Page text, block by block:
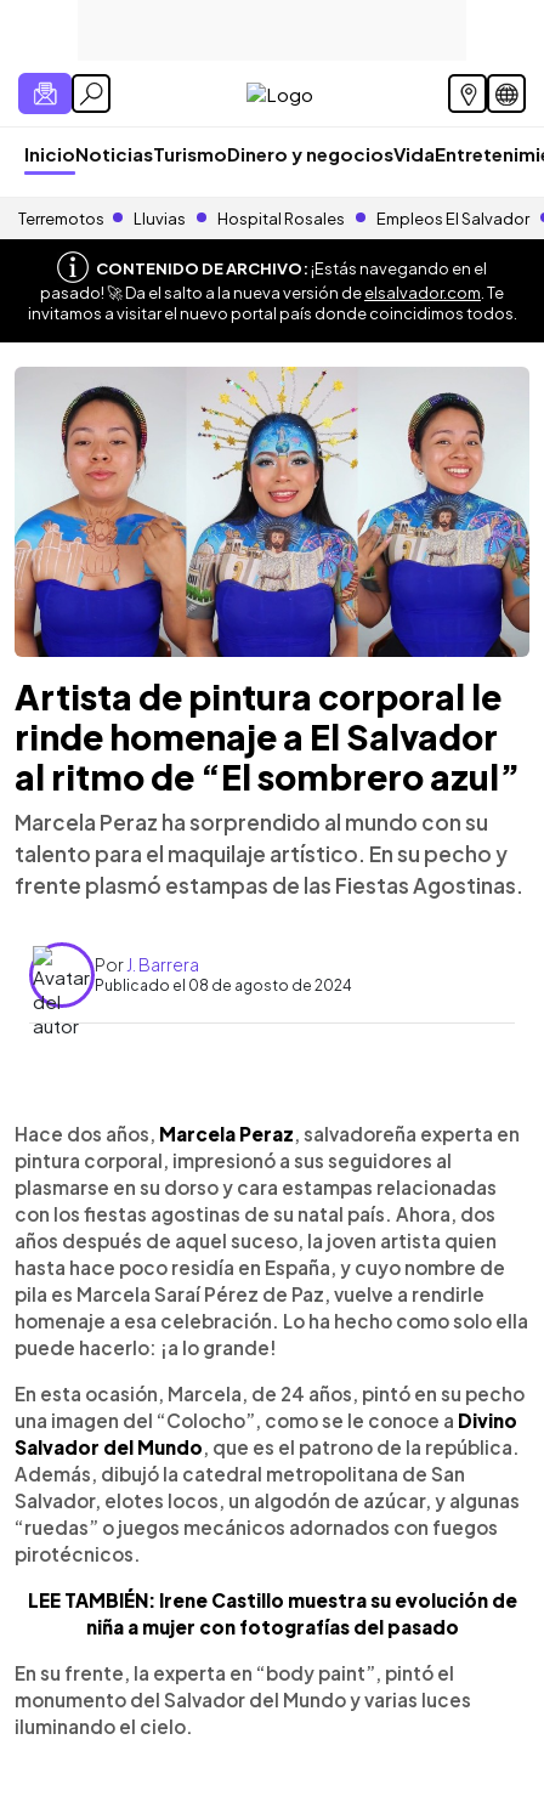
InicioNoticiasTurismoDinero y negociosVida
Terremotos Lluvias Hospital Rosales Empleos El Salvador
CONTENIDO DE ARCHIVO:¡Estás navegando en el
pasado! 🚀 Da el salto a la nueva versión deelsalvador.com . Te
invitamos a visitar el nuevo portal país donde coincidimos todos.
Artista de pintura corporal le
rinde homenaje a El Salvador
al ritmo de “El sombrero azul”
Marcela Peraz ha sorprendido al mundo con su
talento para el maquilaje artístico. En su pecho y
frente plasmó estampas de las Fiestas Agostinas.
Por J. Barrera
Publicado el 08 de agosto de 2024
► Escuchar artículo
Hace dos años, Marcela Peraz , salvadoreña experta en
pintura corporal, impresionó a sus seguidores al
plasmarse en su dorso y cara estampas relacionadas
con los fiestas agostinas de su natal país. Ahora, dos
años después de aquel suceso, la joven artista quien
hasta hace poco residía en España, y cuyo nombre de
pila es Marcela Saraí Pérez de Paz, vuelve a rendirle
homenaje a esa celebración. Lo ha hecho como solo ella
puede hacerlo: ¡a lo grande!
En esta ocasión, Marcela, de 24 años, pintó en su pecho
una imagen del “Colocho”, como se le conoce a Divino
Salvador del Mundo , que es el patrono de la república.
Además, dibujó la catedral metropolitana de San
Salvador, elotes locos, un algodón de azúcar, y algunas
“ruedas” o juegos mecánicos adornados con fuegos
pirotécnicos.
LEE TAMBIÉN: Irene Castillo muestra su evolución de
niña a mujer con fotografías del pasado
En su frente, la experta en “body paint”, pintó el
monumento del Salvador del Mundo y varias luces
iluminando el cielo.